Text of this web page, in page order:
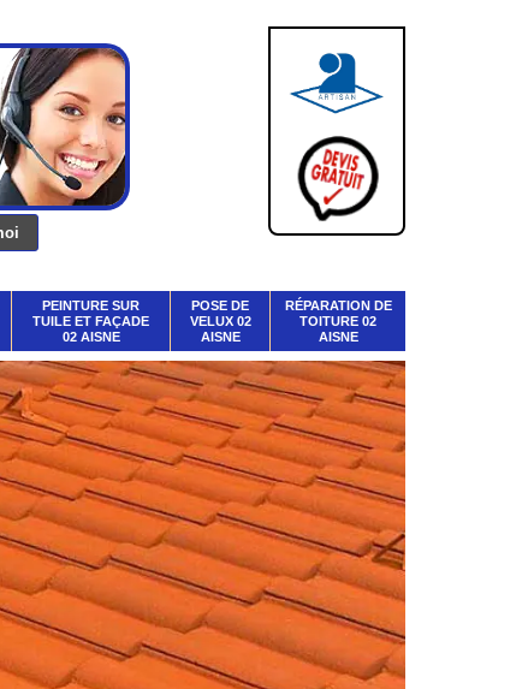
PEINTURE SUR
TUILE ET FAÇADE
02 AISNE
POSE DE
VELUX 02
AISNE
RÉPARATION DE
TOITURE 02
AISNE